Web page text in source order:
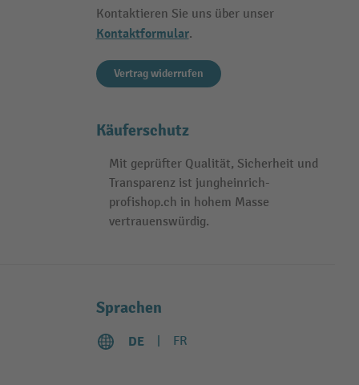
Kontaktieren Sie uns über unser
Kontaktformular.
Vertrag widerrufen
Käuferschutz
Mit geprüfter Qualität, Sicherheit und
Transparenz ist jungheinrich-
profishop.ch in hohem Masse
vertrauenswürdig.
Sprachen
DE FR